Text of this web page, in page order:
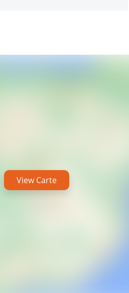
View Carte